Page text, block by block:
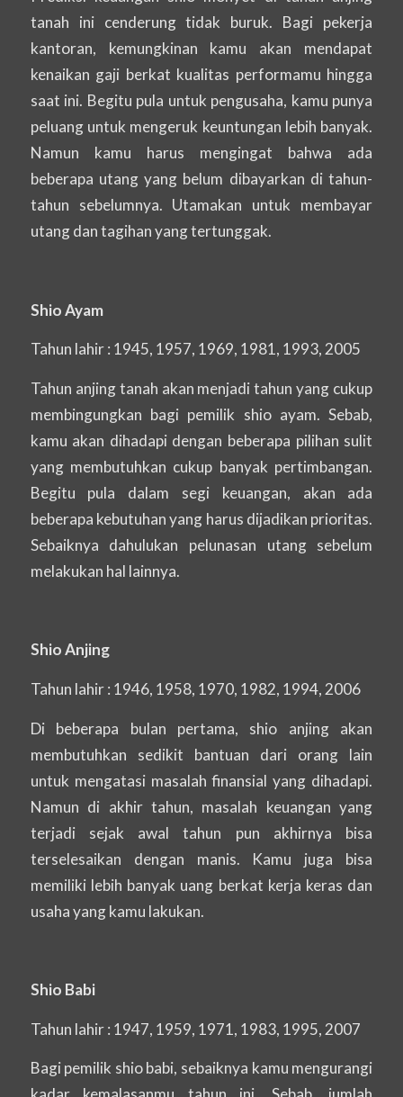
tanah ini cenderung tidak buruk. Bagi pekerja
kantoran, kemungkinan kamu akan mendapat
kenaikan gaji berkat kualitas performamu hingga
saat ini. Begitu pula untuk pengusaha, kamu punya
peluang untuk mengeruk keuntungan lebih banyak.
Namun kamu harus mengingat bahwa ada
beberapa utang yang belum dibayarkan di tahun-
tahun sebelumnya. Utamakan untuk membayar
utang dan tagihan yang tertunggak.
Shio Ayam
Tahun lahir : 1945, 1957, 1969, 1981, 1993, 2005
Tahun anjing tanah akan menjadi tahun yang cukup
membingungkan bagi pemilik shio ayam. Sebab,
kamu akan dihadapi dengan beberapa pilihan sulit
yang membutuhkan cukup banyak pertimbangan.
Begitu pula dalam segi keuangan, akan ada
beberapa kebutuhan yang harus dijadikan prioritas.
Sebaiknya dahulukan pelunasan utang sebelum
melakukan hal lainnya.
Shio Anjing
Tahun lahir : 1946, 1958, 1970, 1982, 1994, 2006
Di beberapa bulan pertama, shio anjing akan
membutuhkan sedikit bantuan dari orang lain
untuk mengatasi masalah finansial yang dihadapi.
Namun di akhir tahun, masalah keuangan yang
terjadi sejak awal tahun pun akhirnya bisa
terselesaikan dengan manis. Kamu juga bisa
memiliki lebih banyak uang berkat kerja keras dan
usaha yang kamu lakukan.
Shio Babi
Tahun lahir : 1947, 1959, 1971, 1983, 1995, 2007
Bagi pemilik shio babi, sebaiknya kamu mengurangi